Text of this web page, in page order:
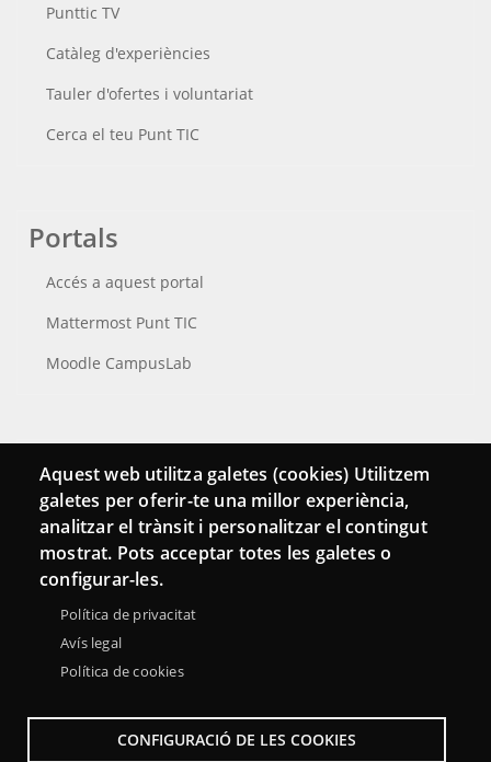
Punttic TV
Catàleg d'experiències
Tauler d'ofertes i voluntariat
Cerca el teu Punt TIC
Portals
Accés a aquest portal
Mattermost Punt TIC
Moodle CampusLab
Connecta
Bustia de contacte
Butlletins
Aquest web utilitza galetes (cookies) Utilitzem
galetes per oferir-te una millor experiència,
analitzar el trànsit i personalitzar el contingut
mostrat. Pots acceptar totes les galetes o
configurar-les.
Política de privacitat
Avís legal
Política de cookies
CONFIGURACIÓ DE LES COOKIES